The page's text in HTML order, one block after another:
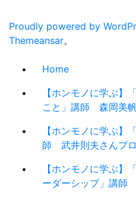
Proudly powered by
Themeansar。
Home
【ホンモノに学ぶ】
こと」講師 森岡美
【ホンモノに学ぶ】
師 武井則夫さんプ
【ホンモノに学ぶ】
ーダーシップ」講師